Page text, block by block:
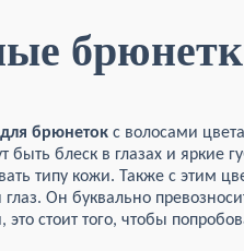
брюнеток с волосами
быть блеск в глазах и яркие
типу кожи. Также с этим
Он буквально
стоит того, чтобы